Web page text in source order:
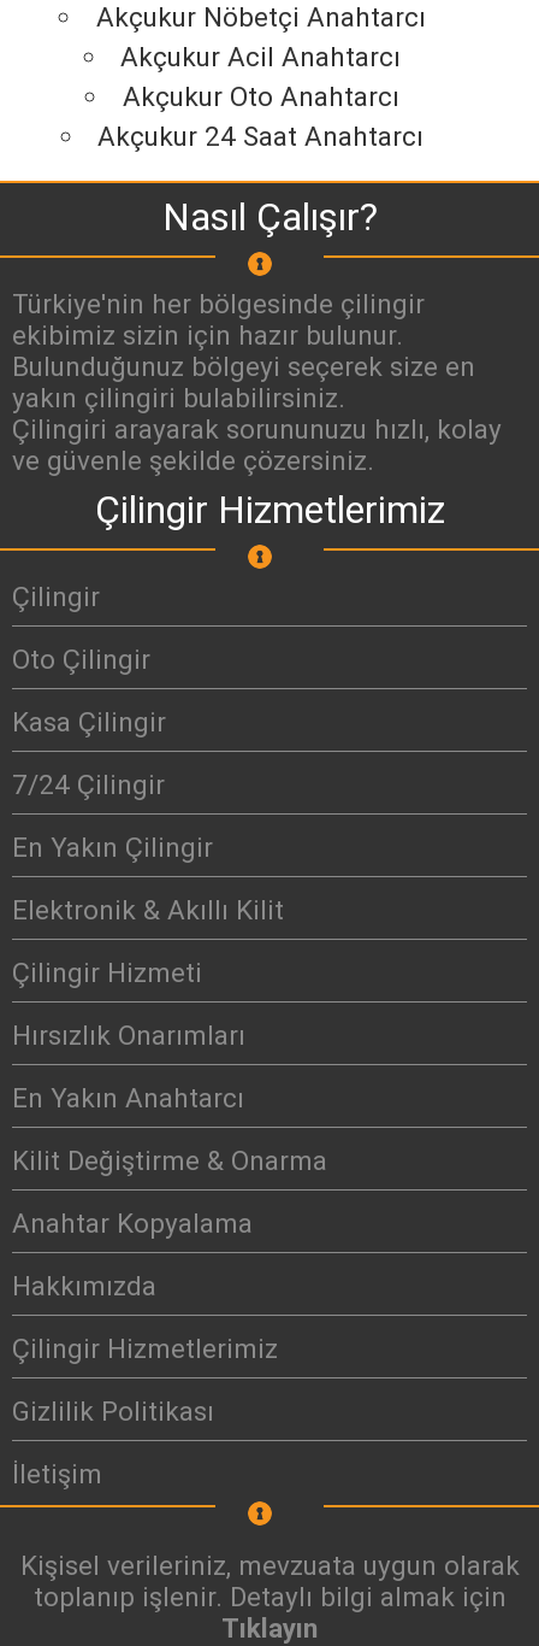
Akçukur Nöbetçi Anahtarcı
Akçukur Acil Anahtarcı
Akçukur Oto Anahtarcı
Akçukur 24 Saat Anahtarcı
Nasıl Çalışır?
Türkiye'nin her bölgesinde çilingir
ekibimiz sizin için hazır bulunur.
Bulunduğunuz bölgeyi seçerek size en
yakın çilingiri bulabilirsiniz.
Çilingiri arayarak sorununuzu hızlı, kolay
ve güvenle şekilde çözersiniz.
Çilingir Hizmetlerimiz
Çilingir
Oto Çilingir
Kasa Çilingir
7/24 Çilingir
En Yakın Çilingir
Elektronik & Akıllı Kilit
Çilingir Hizmeti
Hırsızlık Onarımları
En Yakın Anahtarcı
Kilit Değiştirme & Onarma
Anahtar Kopyalama
Hakkımızda
Çilingir Hizmetlerimiz
Gizlilik Politikası
İletişim
Kişisel verileriniz, mevzuata uygun olarak
toplanıp işlenir. Detaylı bilgi almak için
Tıklayın